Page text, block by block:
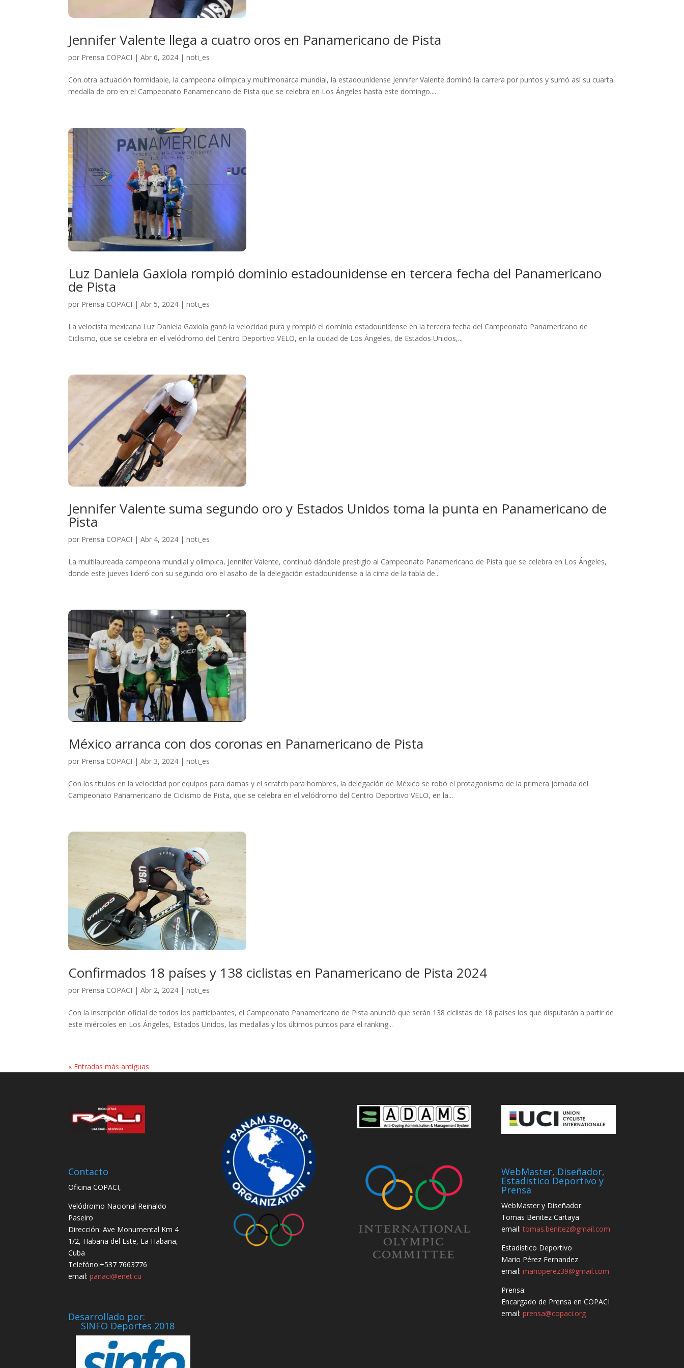
Jennifer Valente llega a cuatro oros en Panamericano de Pista
por Prensa COPACI |Abr 6, 2024 |noti_es
Con otra actuación formidable, la campeona olímpica y multimonarca mundial, la estadounidense Jennifer Valente dominó la carrera por puntos y sumó así su cuarta
medalla de oro en el Campeonato Panamericano de Pista que se celebra en Los Ángeles hasta este domingo....
Luz Daniela Gaxiola rompió dominio estadounidense en tercera fecha del Panamericano
de Pista
por Prensa COPACI |Abr 5, 2024 |noti_es
La velocista mexicana Luz Daniela Gaxiola ganó la velocidad pura y rompió el dominio estadounidense en la tercera fecha del Campeonato Panamericano de
Ciclismo, que se celebra en el velódromo del Centro Deportivo VELO, en la ciudad de Los Ángeles, de Estados Unidos,...
Jennifer Valente suma segundo oro y Estados Unidos toma la punta en Panamericano de
Pista
por Prensa COPACI |Abr 4, 2024 |noti_es
La multilaureada campeona mundial y olímpica, Jennifer Valente, continuó dándole prestigio al Campeonato Panamericano de Pista que se celebra en Los Ángeles,
donde este jueves lideró con su segundo oro el asalto de la delegación estadounidense a la cima de la tabla de...
México arranca con dos coronas en Panamericano de Pista
por Prensa COPACI |Abr 3, 2024 |noti_es
Con los títulos en la velocidad por equipos para damas y el scratch para hombres, la delegación de México se robó el protagonismo de la primera jornada del
Campeonato Panamericano de Ciclismo de Pista, que se celebra en el velódromo del Centro Deportivo VELO, en la...
Confirmados 18 países y 138 ciclistas en Panamericano de Pista 2024
por Prensa COPACI |Abr 2, 2024 |noti_es
Con la inscripción oficial de todos los participantes, el Campeonato Panamericano de Pista anunció que serán 138 ciclistas de 18 países los que disputarán a partir de
este miércoles en Los Ángeles, Estados Unidos, las medallas y los últimos puntos para el ranking...
« Entradas más antiguas
Contacto
Oficina COPACI,
Velódromo Nacional Reinaldo
Paseiro
Dirección: Ave Monumental Km 4
1/2, Habana del Este, La Habana,
Cuba
Telefóno:+537 7663776
email:panaci@enet.cu
Desarrollado por:
SINFO Deportes 2018
WebMaster, Diseñador,
Estadistico Deportivo y
Prensa
WebMaster y Diseñador:
Tomas Benitez Cartaya
email:tomas.benitez@gmail.com
Estadístico Deportivo
Mario Pérez Fernandez
email:marioperez39@gmail.com
Prensa:
Encargado de Prensa en COPACI
email:prensa@copaci.org